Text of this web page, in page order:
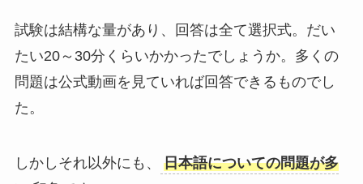
試験は結構な量があり、回答は全て選択式。だい
たい20～30分くらいかかったでしょうか。多くの
問題は公式動画を見ていれば回答できるものでし
た。
しかしそれ以外にも、
日本語についての問題が多